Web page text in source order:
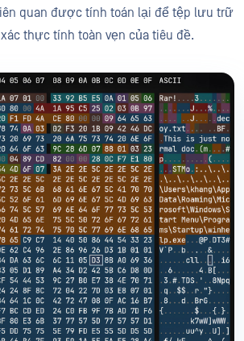
quan được tính toán lại để tệp lưu trữ
thực tính toàn vẹn của tiêu đề.